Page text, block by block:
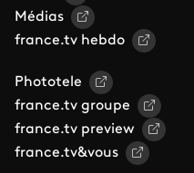
Médias
france.tv hebdo
Phototele
france.tv groupe
france.tv preview
france.tv&vous